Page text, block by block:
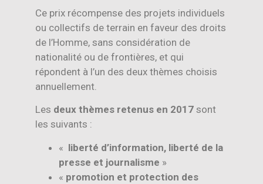
Ce prix récompense des projets individuels
ou collectifs de terrain en faveur des droits
de l’Homme, sans considération de
nationalité ou de frontières, et qui
répondent à l’un des deux thèmes choisis
annuellement.
Les deux thèmes retenus en 2017 sont
les suivants :
« liberté d’information, liberté de la
presse et journalisme »
« promotion et protection des